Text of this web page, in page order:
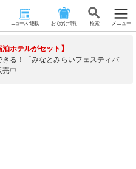
ニュース･連載 おでかけ情報 検 索 メニュー
ホテルがセット】
る！「みなとみらいフェスティバ
売中